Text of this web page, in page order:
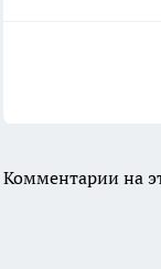
Комментарии на